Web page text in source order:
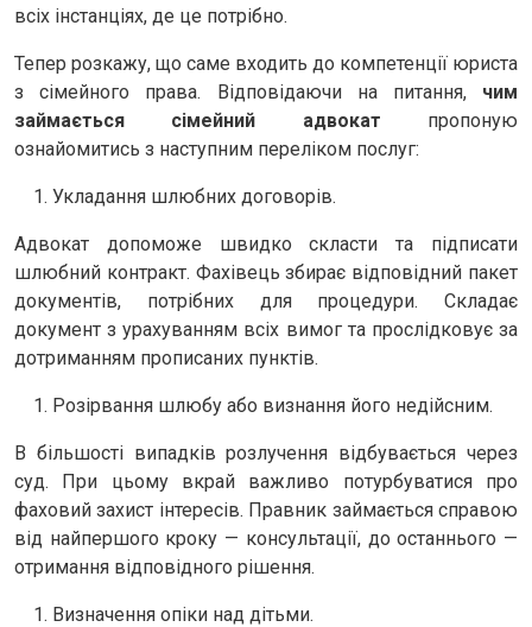
всіх інстанціях, де це потрібно.
Тепер розкажу, що саме входить до компетенції юриста
з сімейного права. Відповідаючи на питання, чим
займається сімейний адвокат пропоную
ознайомитись з наступним переліком послуг:
Укладання шлюбних договорів.
Адвокат допоможе швидко скласти та підписати
шлюбний контракт. Фахівець збирає відповідний пакет
документів, потрібних для процедури. Складає
документ з урахуванням всіх вимог та прослідковує за
дотриманням прописаних пунктів.
Розірвання шлюбу або визнання його недійсним.
В більшості випадків розлучення відбувається через
суд. При цьому вкрай важливо потурбуватися про
фаховий захист інтересів. Правник займається справою
від найпершого кроку — консультації, до останнього —
отримання відповідного рішення.
Визначення опіки над дітьми.